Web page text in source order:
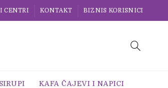
CENTRI KONTAKT BIZNIS KORISNICI
SIRUPI KAFA ČAJEVI I NAPICI